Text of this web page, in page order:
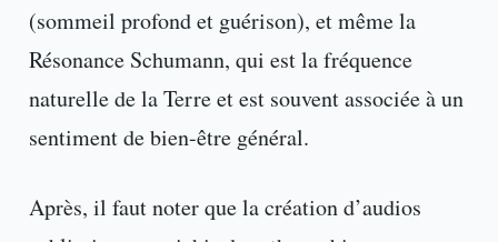
(sommeil profond et guérison), et même la
Résonance Schumann, qui est la fréquence
naturelle de la Terre et est souvent associée à un
sentiment de bien-être général.
Après, il faut noter que la création d’audios